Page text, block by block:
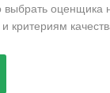
выбрать
критериям